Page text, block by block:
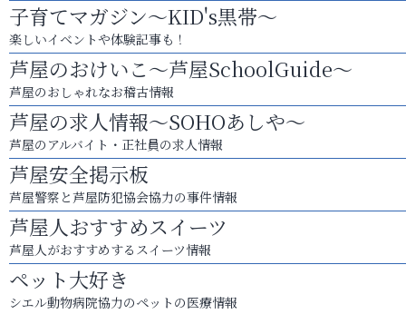
子育てマガジン～KID's黒帯～
楽しいイベントや体験記事も！
芦屋のおけいこ～芦屋SchoolGuide～
芦屋のおしゃれなお稽古情報
芦屋の求人情報～SOHOあしや～
芦屋のアルバイト・正社員の求人情報
芦屋安全掲示板
芦屋警察と芦屋防犯協会協力の事件情報
芦屋人おすすめスイーツ
芦屋人がおすすめするスイーツ情報
ペット大好き
シエル動物病院協力のペットの医療情報